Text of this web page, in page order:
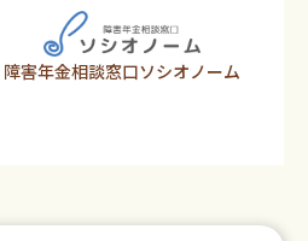
障害年金相談窓口ソシオノーム